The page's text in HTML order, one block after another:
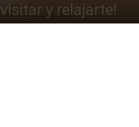
y relajarte!